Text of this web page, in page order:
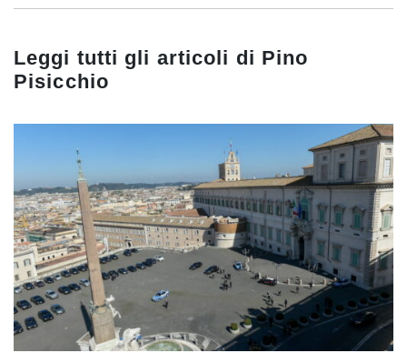
Leggi tutti gli articoli di Pino
Pisicchio